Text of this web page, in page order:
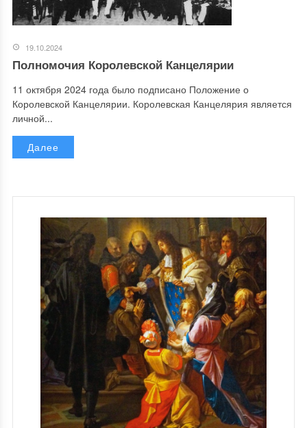
19.10.2024
Полномочия Королевской Канцелярии
11 октября 2024 года было подписано Положение о
Королевской Канцелярии. Королевская Канцелярия является
личной...
Далее